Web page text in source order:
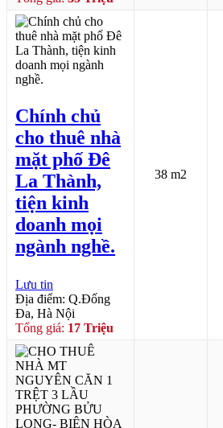
Chính chủ
cho thuê nhà
mặt phố Đê
La Thành,
tiện kinh
doanh mọi
ngành nghề.
Lưu tin
Địa điểm: Q.Đống
Đa, Hà Nội
Tổng giá: 17 Triệu
38 m2